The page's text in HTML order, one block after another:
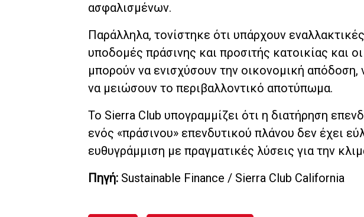
ασφαλισμένων.
Παράλληλα, τονίστηκε ότι υπάρχουν
υποδομές πράσινης και προσιτής κατοικίας και
μπορούν να ενισχύσουν την οικονομική απόδοση,
να μειώσουν το περιβαλλοντικό αποτύπωμα.
Το Sierra Club υπογραμμίζει ότι η διατήρηση
ενός «πράσινου» επενδυτικού πλάνου δεν έχει
ευθυγράμμιση με πραγματικές λύσεις για την
Πηγή: Sustainable Finance / Sierra Club California